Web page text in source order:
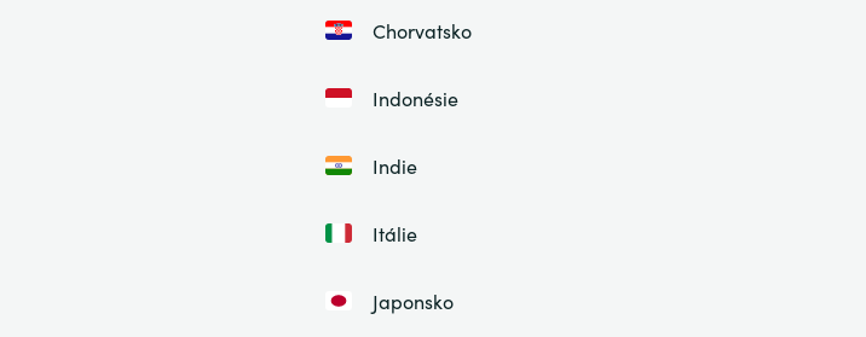
Chorvatsko
Indonésie
Indie
Itálie
Japonsko